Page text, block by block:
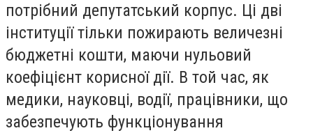
потрібний депутатський корпус. Ці дві
інституції тільки пожирають величезні
бюджетні кошти, маючи нульовий
коефіцієнт корисної дії. В той час, як
медики, науковці, водії, працівники, що
забезпечують функціонування